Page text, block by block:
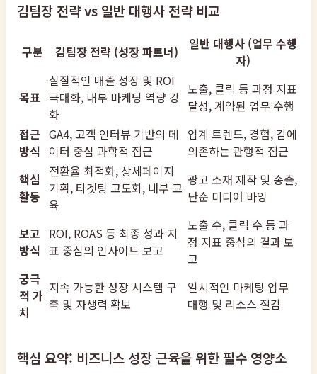
김팀장 전략 vs 일반 대행사 전략 비교
구분 김팀장 전략 (성장 파트너)
일반 대행사 (업무 수행
자)
목표
실질적인 매출 성장 및 ROI
극대화, 내부 마케팅 역량 강
화
노출, 클릭 등 과정 지표
달성, 계약된 업무 수행
접근
방식
GA4, 고객 인터뷰 기반의 데
이터 중심 과학적 접근
업계 트렌드, 경험, 감에
의존하는 관행적 접근
핵심
활동
전환율 최적화, 상세페이지
기획, 타겟팅 고도화, 내부 교
육
광고 소재 제작 및 송출,
단순 미디어 바잉
보고
방식
ROI, ROAS 등 최종 성과 지
표 중심의 인사이트 보고
노출 수, 클릭 수 등 과
정 지표 중심의 결과 보
고
궁극
적 가
치
지속 가능한 성장 시스템 구
축 및 자생력 확보
일시적인 마케팅 업무
대행 및 리소스 절감
핵심 요약: 비즈니스 성장 근육을 위한 필수 영양소